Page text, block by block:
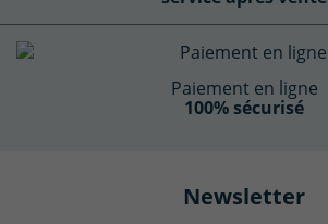
Paiement en ligne
100% sécurisé
Newsletter